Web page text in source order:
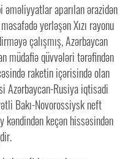
əməliyyatlar aparılan ərazidən
yerləşən Xızı rayonu
çalışmış, Azərbaycan
müdafiə qüvvələri tərəfindən
raketin içərisində olan
Azərbaycan-Rusiya iqtisadi
Bakı-Novorossiysk neft
kəndindən keçən hissəsindən